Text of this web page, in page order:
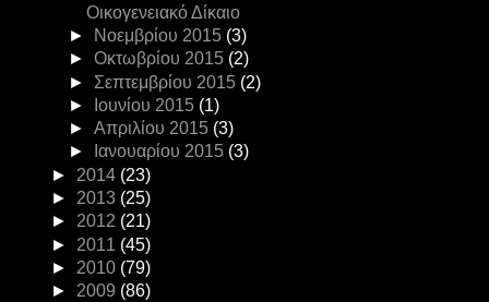
Οικογενειακό Δίκαιο
►
Νοεμβρίου 2015 (3)
► Οκτωβρίου 2015 (2)
► Σεπτεμβρίου 2015 (2)
►
Ιουνίου 2015 (1)
► Απριλίου 2015 (3)
►
Ιανουαρίου 2015 (3)
► 2014 (23)
► 2013 (25)
► 2012 (21)
► 2011 (45)
► 2010 (79)
► 2009 (86)